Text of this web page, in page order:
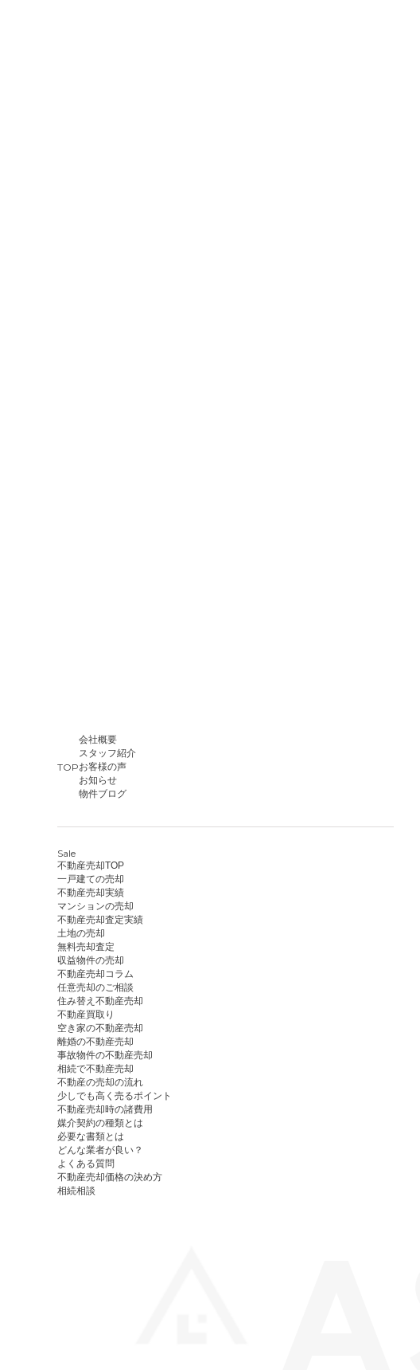
TOP
会社概要
スタッフ紹介
お客様の声
お知らせ
物件ブログ
Sale
不動産売却TOP
一戸建ての売却
不動産売却実績
マンションの売却
不動産売却査定実績
土地の売却
無料売却査定
収益物件の売却
不動産売却コラム
任意売却のご相談
住み替え不動産売却
不動産買取り
空き家の不動産売却
離婚の不動産売却
事故物件の不動産売却
相続で不動産売却
不動産の売却の流れ
少しでも高く売るポイント
不動産売却時の諸費用
媒介契約の種類とは
必要な書類とは
どんな業者が良い？
よくある質問
不動産売却価格の決め方
相続相談